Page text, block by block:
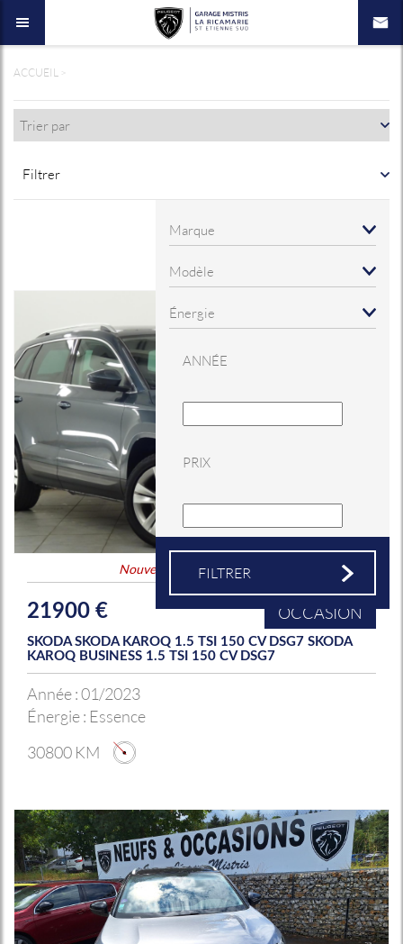
ACCUEIL
Filtrer
ANNÉE
PRIX
Nouveauté Coup de coeur
21900 € OCCASION
SKODA SKODA KAROQ 1.5 TSI 150 CV DSG7 SKODA
KAROQ BUSINESS 1.5 TSI 150 CV DSG7
Année :01/2023
Énergie : Essence
30800 KM